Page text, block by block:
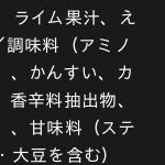
ライム果汁、え
味料（アミノ
、かんすい、カ
辛料抽出物、
、甘味料（ステ
大豆を含む）